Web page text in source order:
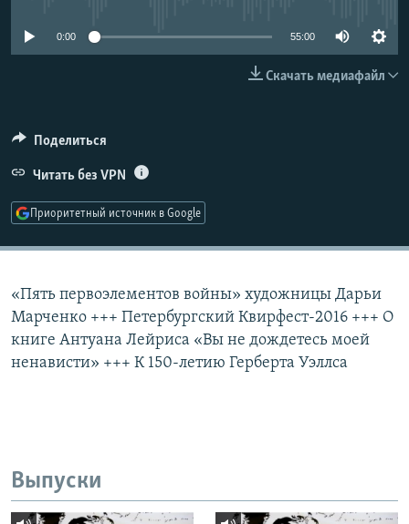
Все сайты РСЕ/РС
0:00 55:00
Скачать медиафайл
Поделиться
Читать без VPN
Приоритетный источник в Google
«Пять первоэлементов войны» художницы Дарьи
Марченко +++ Петербургский Квирфест-2016 +++ О
книге Антуана Лейриса «Вы не дождетесь моей
ненависти» +++ К 150-летию Герберта Уэллса
Выпуски